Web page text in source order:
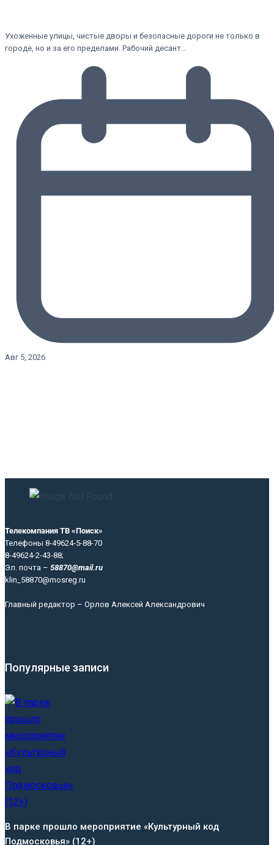
Ухоженные улицы, чистые дворы и безопасные дороги не только в
городе, но и за его пределами. Рабочий десант…
Авг 5, 2026
Телекомпания ТВ «Поиск»
Телефоны 8-49624-5-88-70
8-49624-2-43-88;
Эл. почта – 58870@mail.ru
klin_58870@mosreg.ru
Главный редактор – Орлов Алексей Александрович
Популярные записи
В парке прошло мероприятие «Культурный код
Подмосковья» (12+)